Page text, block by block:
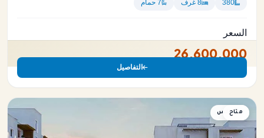
380 8 غرف 7 حمام
السعر
26,600,000
التفاصيل
دوبلكس
متاح